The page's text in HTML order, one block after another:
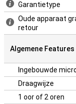
Garantietype
Oude apparaat
retour
Algemene Features
Ingebouwde
Draagwijze
1 oor of 2 oren